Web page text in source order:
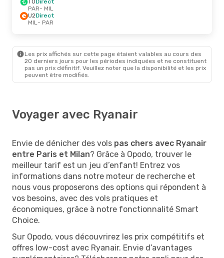
TODirect
PAR- MIL
U2Direct
MIL- PAR
Les prix affichés sur cette page étaient valables au cours des
20 derniers jours pour les périodes indiquées et ne constituent
pas un prix définitif. Veuillez noter que la disponibilité et les prix
peuvent être modifiés.
Voyager avec Ryanair
Envie de dénicher des vols pas chers avec Ryanair
entre Paris et Milan? Grâce à Opodo, trouver le
meilleur tarif est un jeu d’enfant! Entrez vos
informations dans notre moteur de recherche et
nous vous proposerons des options qui répondent à
vos besoins, avec des vols pratiques et
économiques, grâce à notre fonctionnalité Smart
Choice.
Sur Opodo, vous découvrirez les prix compétitifs et
offres low-cost avec Ryanair. Envie d’avantages